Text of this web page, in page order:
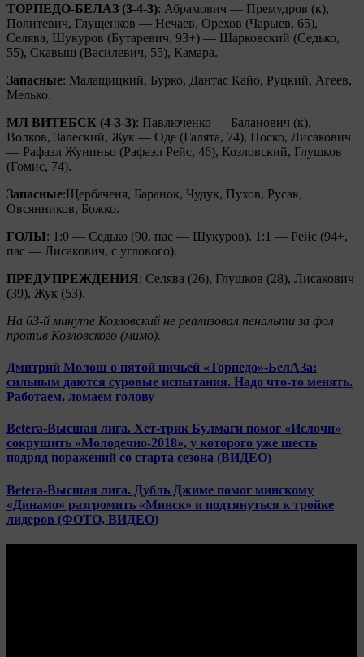
ТОРПЕДО-БЕЛАЗ (3-4-3): Абрамович — Премудров (к),
Политевич, Глущенков — Нечаев, Орехов (Чарыев, 65),
Селява, Шукуров (Бутаревич, 93+) — Шарковский (Седько,
55), Скавыш (Василевич, 55), Камара.
Запасные: Малащицкий, Бурко, Дантас Кайо, Руцкий, Агеев,
Мелько.
МЛ ВИТЕБСК (4-3-3): Павлюченко — Баланович (к),
Волков, Залеский, Жук — Оде (Галята, 74), Носко, Лисакович
— Рафаэл Жуниньо (Рафаэл Рейс, 46), Козловский, Глушков
(Гомис, 74).
Запасные:Щербаченя, Баранок, Чудук, Пухов, Русак,
Овсянников, Божко.
ГОЛЫ: 1:0 — Седько (90, пас — Шукуров). 1:1 — Рейс (94+,
пас — Лисакович, с углового).
ПРЕДУПРЕЖДЕНИЯ: Селява (26), Глушков (28), Лисакович
(39), Жук (53).
На 63-й минуте Козловский не реализовал пенальти за фол
против Козловского (мимо).
Дмитрий Молош о пятой ничьей «Торпедо»-БелАЗа:
сильным даются суровые испытания. Надо что-то менять.
Работаем, ломаем голову
Betera-Высшая лига. Хет-трик Булмаги помог «Ислочи»
сокрушить «Молодечно-2018», у которого уже шесть
подряд поражений со старта сезона (ВИДЕО)
Betera-Высшая лига. Дубль Джиме помог минскому
«Динамо» разгромить «Минск» и подтянуться к тройке
лидеров (ФОТО, ВИДЕО)